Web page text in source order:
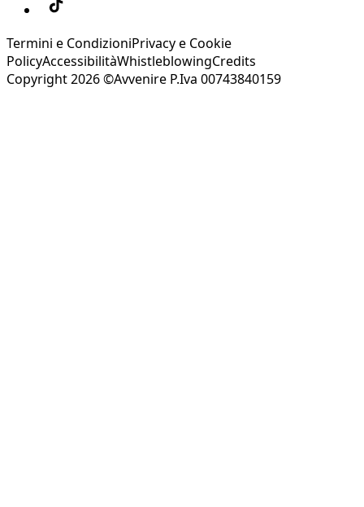
Termini e CondizioniPrivacy e Cookie
PolicyAccessibilitàWhistleblowingCredits
Copyright 2026 ©Avvenire P.Iva 00743840159